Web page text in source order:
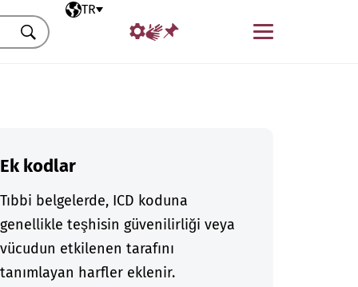
Seçili dil
TR
Menü
Ara
Ek kodlar
Tıbbi belgelerde, ICD koduna
genellikle teşhisin güvenilirliği veya
vücudun etkilenen tarafını
tanımlayan harfler eklenir.